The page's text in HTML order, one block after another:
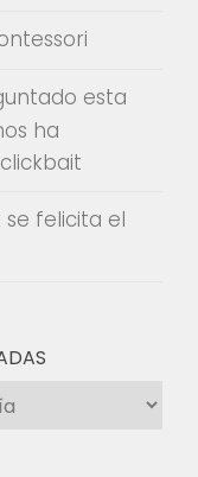
esta
ha
se felicita el